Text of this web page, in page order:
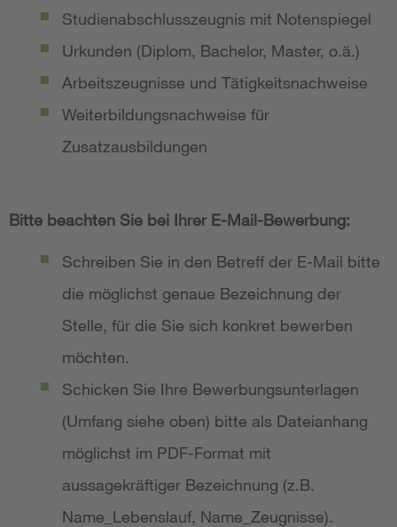
Studienabschlusszeugnis mit Notenspiegel
Urkunden (Diplom, Bachelor, Master, o.ä.)
Arbeitszeugnisse und Tätigkeitsnachweise
Weiterbildungsnachweise für
Zusatzausbildungen
Bitte beachten Sie bei Ihrer E-Mail-Bewerbung:
Schreiben Sie in den Betreff der E-Mail bitte
die möglichst genaue Bezeichnung der
Stelle, für die Sie sich konkret bewerben
möchten.
Schicken Sie Ihre Bewerbungsunterlagen
(Umfang siehe oben) bitte als Dateianhang
möglichst im PDF-Format mit
aussagekräftiger Bezeichnung (z.B.
Name_Lebenslauf, Name_Zeugnisse).